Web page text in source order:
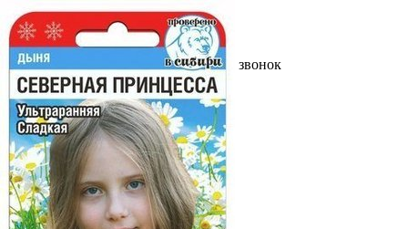
Выберите город
Обратный звонокЗаказать обратный звонок
Каталог
Семена
Грунты
Газонные травы, сидераты